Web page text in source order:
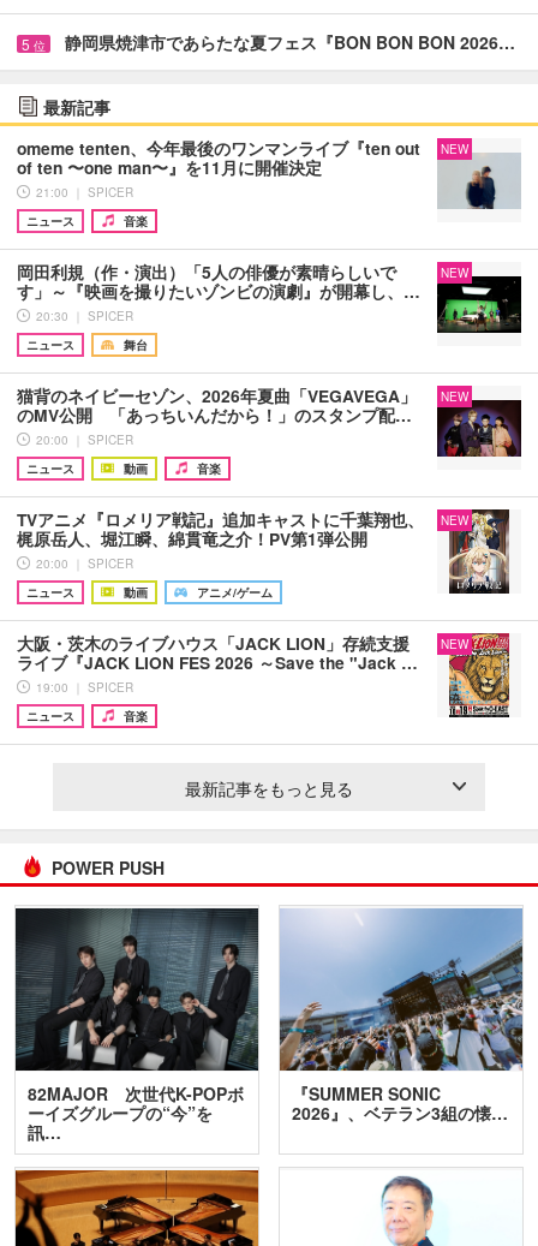
5 位 静岡県焼津市であらたな夏フェス『BON BON BON 2026…
最新記事
omeme tenten、今年最後のワンマンライブ『ten out
of ten 〜one man〜』を11月に開催決定
21:00 ｜ SPICER
ニュース
音楽
NEW
岡田利規（作・演出）「5人の俳優が素晴らしいで
す」～『映画を撮りたいゾンビの演劇』が開幕し、…
20:30 ｜ SPICER
ニュース
舞台
NEW
猫背のネイビーセゾン、2026年夏曲「VEGAVEGA」
のMV公開 「あっちいんだから！」のスタンプ配…
20:00 ｜ SPICER
ニュース
動画 音楽
NEW
TVアニメ『ロメリア戦記』追加キャストに千葉翔也、
梶原岳人、堀江瞬、綿貫竜之介！PV第1弾公開
20:00 ｜ SPICER
ニュース
動画 アニメ/ゲーム
NEW
大阪・茨木のライブハウス「JACK LION」存続支援
ライブ『JACK LION FES 2026 ～Save the "Jack …
19:00 ｜ SPICER
ニュース
音楽
NEW
最新記事をもっと見る
POWER PUSH
82MAJOR 次世代K-POPボ
ーイズグループの“今”を
訊…
『SUMMER SONIC
2026』、ベテラン3組の懐…